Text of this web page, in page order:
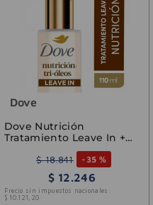
Dove
Dove Nutrición
Tratamiento Leave In +
Tri-Óleos 110 ml
$ 18.841 - 35 %
$ 12.246
Precio sin impuestos nacionales:
$ 10.121 , 20